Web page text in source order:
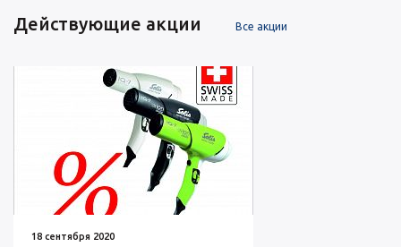
Действующие акции Все акции
18 сентября 2020